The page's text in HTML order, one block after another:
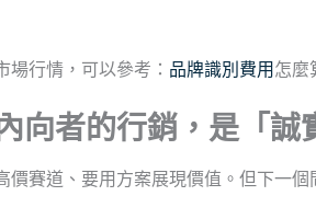
場行情，可以參考： 品牌識別費用 怎麼
向者的行銷，是「誠
價賽道、要用方案展現價值。但下一個